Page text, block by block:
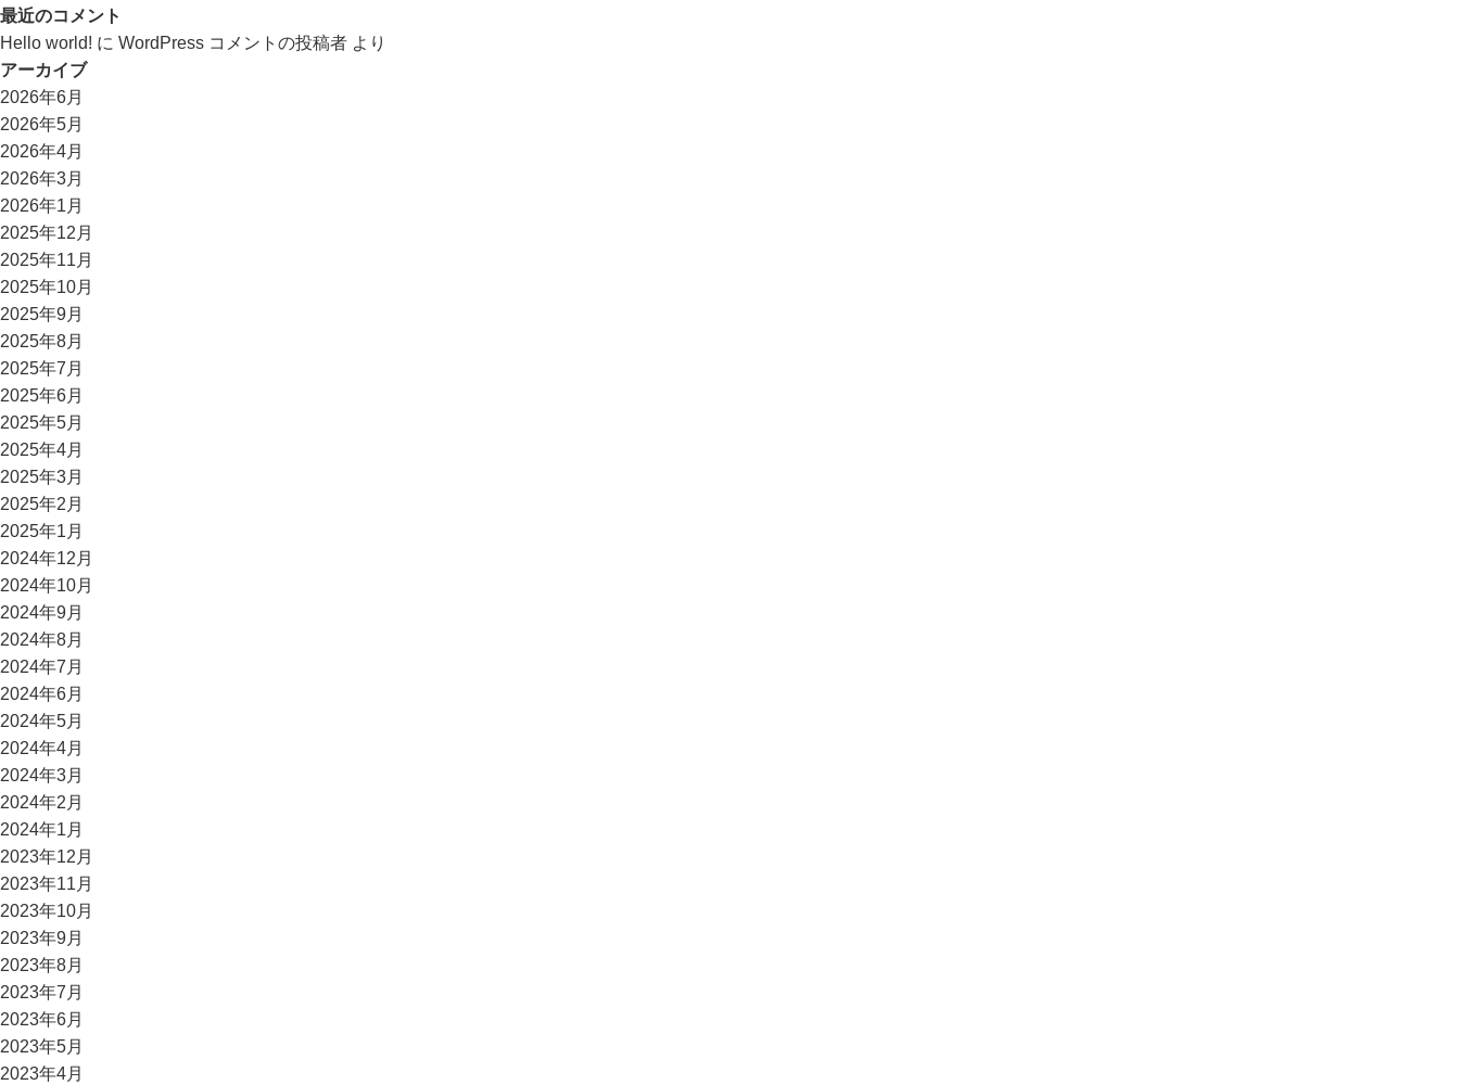
最近のコメント
Hello world! に WordPress コメントの投稿者 より
アーカイブ
2026年6月
2026年5月
2026年4月
2026年3月
2026年1月
2025年12月
2025年11月
2025年10月
2025年9月
2025年8月
2025年7月
2025年6月
2025年5月
2025年4月
2025年3月
2025年2月
2025年1月
2024年12月
2024年10月
2024年9月
2024年8月
2024年7月
2024年6月
2024年5月
2024年4月
2024年3月
2024年2月
2024年1月
2023年12月
2023年11月
2023年10月
2023年9月
2023年8月
2023年7月
2023年6月
2023年5月
2023年4月